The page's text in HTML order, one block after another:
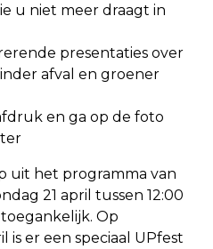
u niet meer draagt in
presentaties over
afval en groener
en ga op de foto
uit het programma van
21 april tussen 12:00
toegankelijk. Op
is er een speciaal UPfest